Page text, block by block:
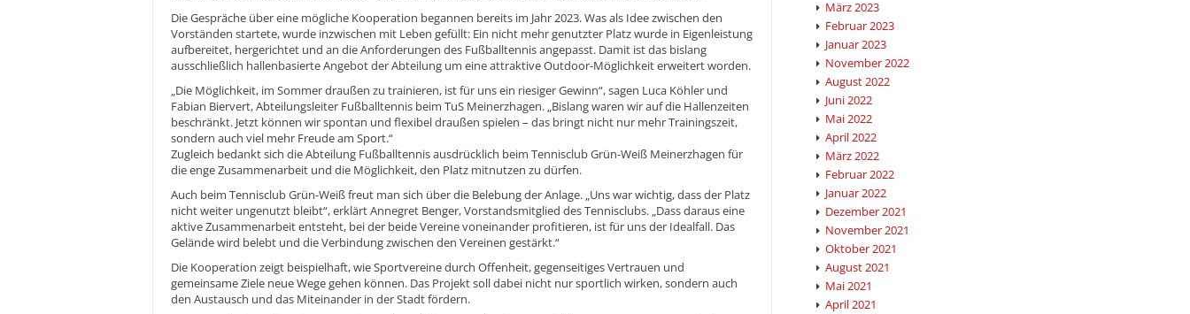
Die Gespräche über eine mögliche Kooperation begannen bereits im Jahr 2023. Was als Idee zwischen den
Vorständen startete, wurde inzwischen mit Leben gefüllt: Ein nicht mehr genutzter Platz wurde in Eigenleistung
aufbereitet, hergerichtet und an die Anforderungen des Fußballtennis angepasst. Damit ist das bislang
ausschließlich hallenbasierte Angebot der Abteilung um eine attraktive Outdoor-Möglichkeit erweitert worden.
„Die Möglichkeit, im Sommer draußen zu trainieren, ist für uns ein riesiger Gewinn“, sagen Luca Köhler und
Fabian Biervert, Abteilungsleiter Fußballtennis beim TuS Meinerzhagen. „Bislang waren wir auf die Hallenzeiten
beschränkt. Jetzt können wir spontan und flexibel draußen spielen – das bringt nicht nur mehr Trainingszeit,
sondern auch viel mehr Freude am Sport.“
Zugleich bedankt sich die Abteilung Fußballtennis ausdrücklich beim Tennisclub Grün-Weiß Meinerzhagen für
die enge Zusammenarbeit und die Möglichkeit, den Platz mitnutzen zu dürfen.
Auch beim Tennisclub Grün-Weiß freut man sich über die Belebung der Anlage. „Uns war wichtig, dass der Platz
nicht weiter ungenutzt bleibt“, erklärt Annegret Benger, Vorstandsmitglied des Tennisclubs. „Dass daraus eine
aktive Zusammenarbeit entsteht, bei der beide Vereine voneinander profitieren, ist für uns der Idealfall. Das
Gelände wird belebt und die Verbindung zwischen den Vereinen gestärkt.“
Die Kooperation zeigt beispielhaft, wie Sportvereine durch Offenheit, gegenseitiges Vertrauen und
gemeinsame Ziele neue Wege gehen können. Das Projekt soll dabei nicht nur sportlich wirken, sondern auch
den Austausch und das Miteinander in der Stadt fördern.
März 2023
Februar 2023
Januar 2023
November 2022
August 2022
Juni 2022
Mai 2022
April 2022
März 2022
Februar 2022
Januar 2022
Dezember 2021
November 2021
Oktober 2021
August 2021
Mai 2021
April 2021